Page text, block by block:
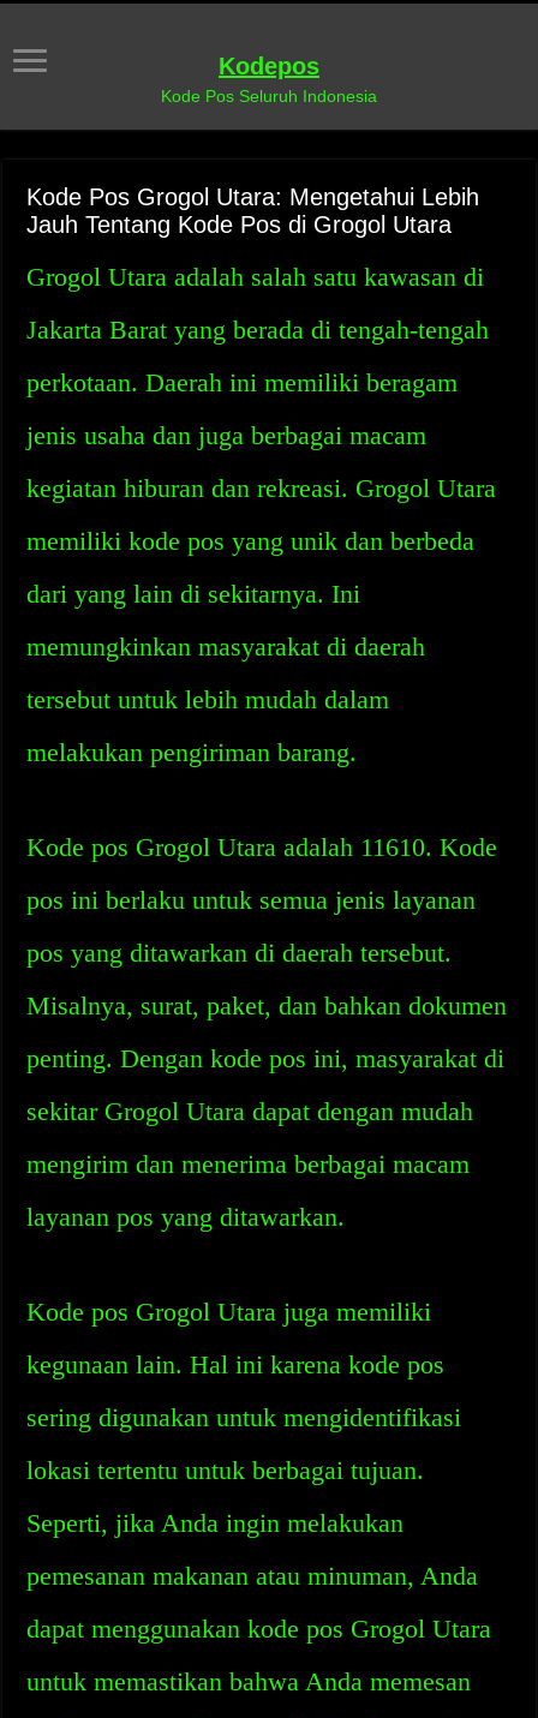
Kodepos
Kode Pos Seluruh Indonesia
Kode Pos Grogol Utara: Mengetahui Lebih
Jauh Tentang Kode Pos di Grogol Utara
Grogol Utara adalah salah satu kawasan di
Jakarta Barat yang berada di tengah-tengah
perkotaan. Daerah ini memiliki beragam
jenis usaha dan juga berbagai macam
kegiatan hiburan dan rekreasi. Grogol Utara
memiliki kode pos yang unik dan berbeda
dari yang lain di sekitarnya. Ini
memungkinkan masyarakat di daerah
tersebut untuk lebih mudah dalam
melakukan pengiriman barang.
Kode pos Grogol Utara adalah 11610. Kode
pos ini berlaku untuk semua jenis layanan
pos yang ditawarkan di daerah tersebut.
Misalnya, surat, paket, dan bahkan dokumen
penting. Dengan kode pos ini, masyarakat di
sekitar Grogol Utara dapat dengan mudah
mengirim dan menerima berbagai macam
layanan pos yang ditawarkan.
Kode pos Grogol Utara juga memiliki
kegunaan lain. Hal ini karena kode pos
sering digunakan untuk mengidentifikasi
lokasi tertentu untuk berbagai tujuan.
Seperti, jika Anda ingin melakukan
pemesanan makanan atau minuman, Anda
dapat menggunakan kode pos Grogol Utara
untuk memastikan bahwa Anda memesan